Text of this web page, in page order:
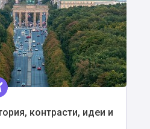
контрасти, идеи и